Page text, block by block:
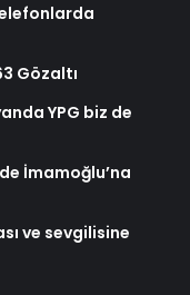
Gözaltı
YPG biz de
İmamoğlu’na
ve sevgilisine